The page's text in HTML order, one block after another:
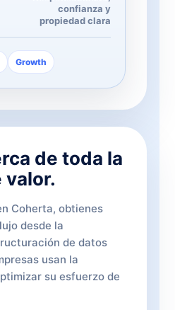
confianza y
propiedad clara
Growth
de toda la
valor.
Coherta, obtienes
desde la
de datos
usan la
su esfuerzo de